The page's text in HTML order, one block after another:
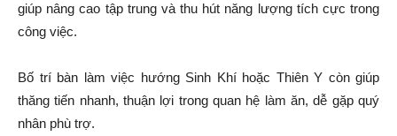
giúp nâng cao tập trung và thu hút năng lượng tích cực trong
công việc.
Bố trí bàn làm việc hướng Sinh Khí hoặc Thiên Y còn giúp
thăng tiến nhanh, thuận lợi trong quan hệ làm ăn, dễ gặp quý
nhân phù trợ.